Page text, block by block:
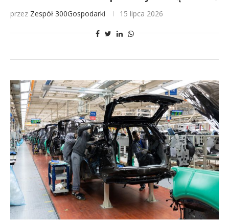
przez Zespół 300Gospodarki 15 lipca 2026